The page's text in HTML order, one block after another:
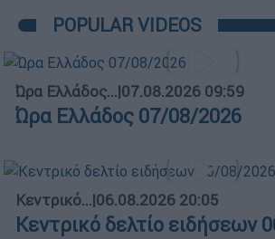
POPULAR VIDEOS
Ώρα Ελλάδος...|07.08.2026 09:59
Ώρα Ελλάδος 07/08/2026
Κεντρικό...|06.08.2026 20:05
Κεντρικό δελτίο ειδήσεων